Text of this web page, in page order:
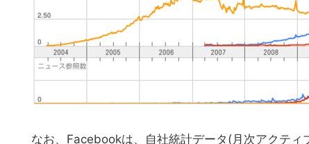
なお、Facebookは、自社統計データ(月次アクテ